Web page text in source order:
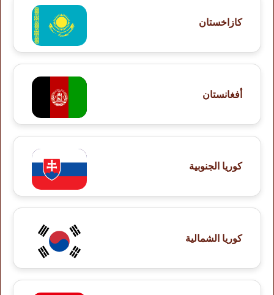
كازاخستان
أفغانستان
كوريا الجنوبية
كوريا الشمالية